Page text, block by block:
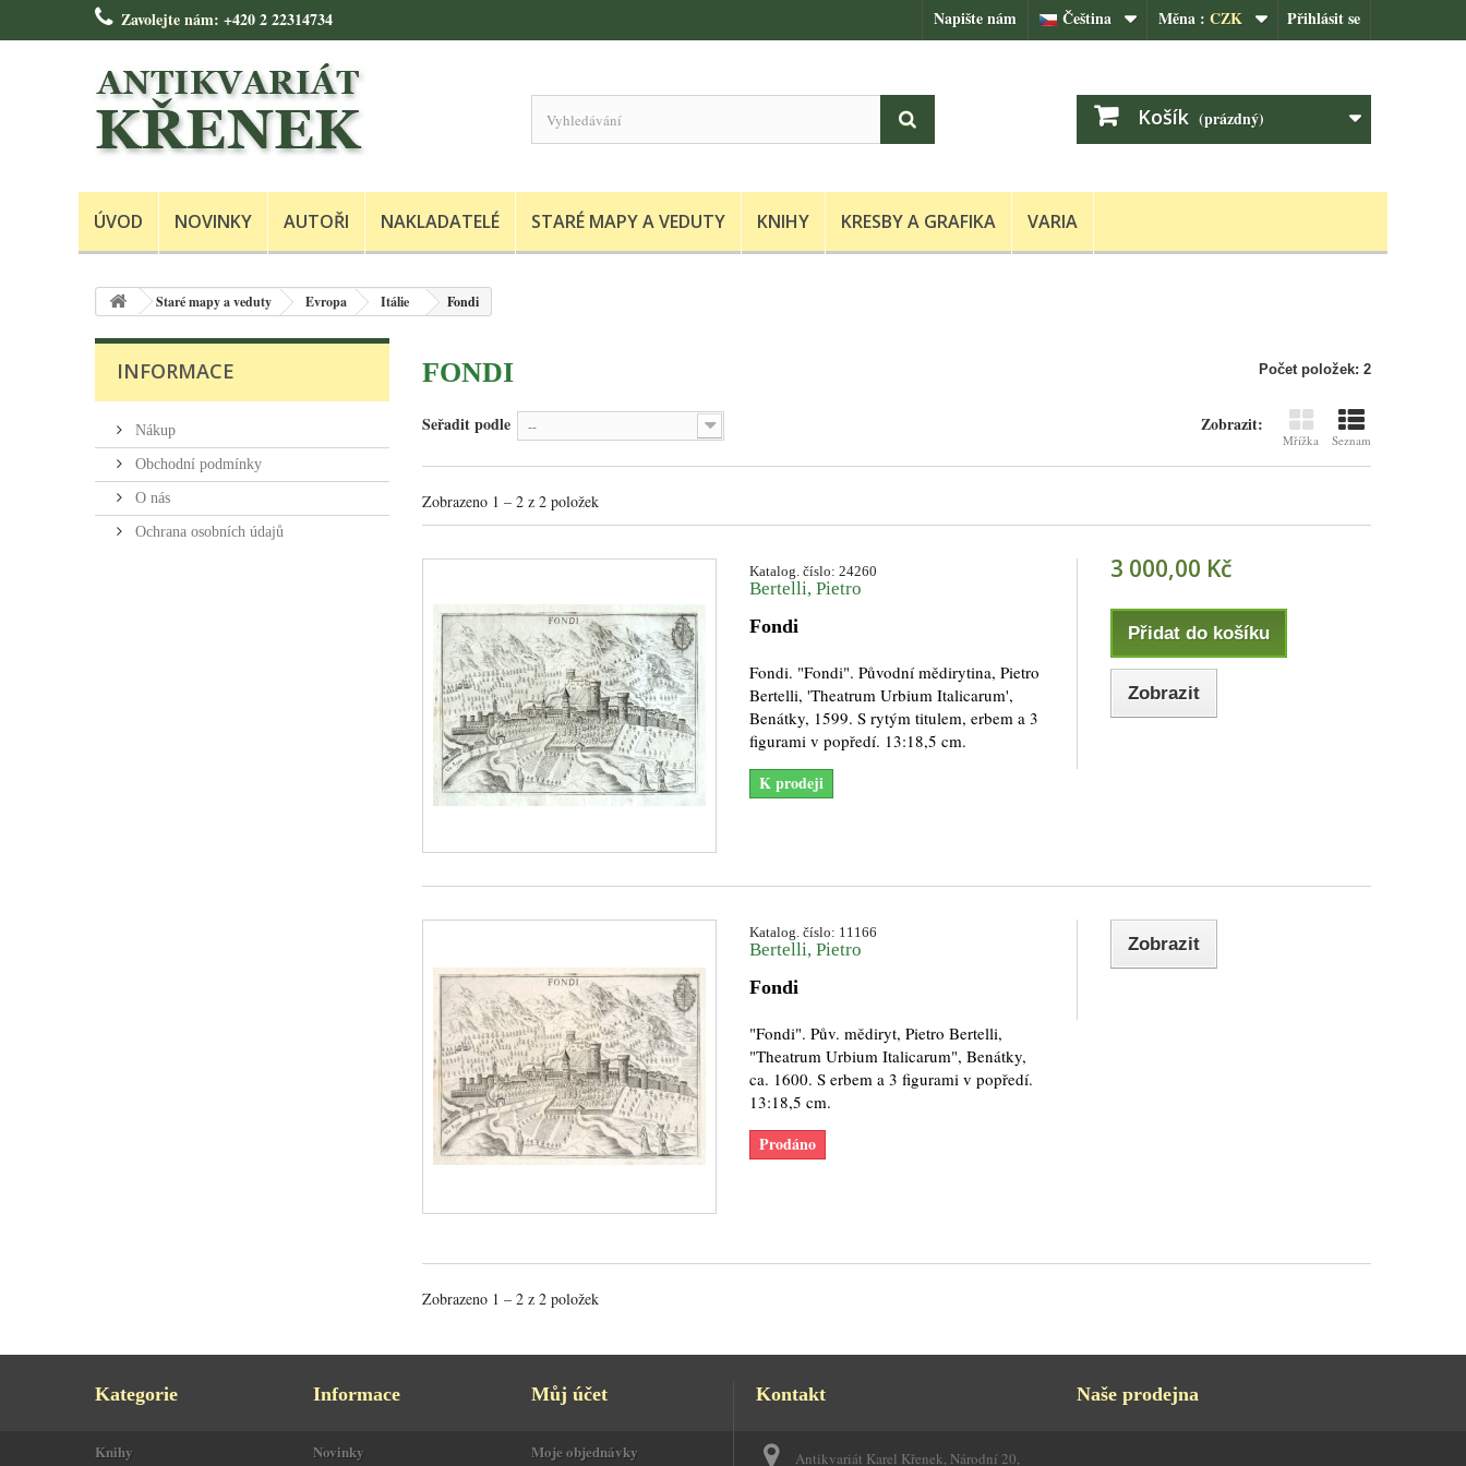
Přihlásit se
Měna : CZK
Čeština
Napište nám
Zavolejte nám: +420 2 22314734
Košík (prázdný)
ÚVOD NOVINKY AUTOŘI NAKLADATELÉ STARÉ MAPY A VEDUTY KNIHY KRESBY A GRAFIKA VARIA
Staré mapy a veduty Evropa Itálie Fondi
INFORMACE
Nákup
Obchodní podmínky
O nás
Ochrana osobních údajů
FONDI Počet položek: 2
Zobrazit:
Mřížka Seznam
Seřadit podle --
Zobrazeno 1 – 2 z 2 položek
Katalog. číslo: 24260
Bertelli, Pietro
Fondi
Fondi. "Fondi". Původní mědirytina, Pietro
Bertelli, 'Theatrum Urbium Italicarum',
Benátky, 1599. S rytým titulem, erbem a 3
figurami v popředí. 13:18,5 cm.
K prodeji
3 000,00 Kč
Přidat do košíku
Zobrazit
Katalog. číslo: 11166
Bertelli, Pietro
Fondi
"Fondi". Pův. mědiryt, Pietro Bertelli,
"Theatrum Urbium Italicarum", Benátky,
ca. 1600. S erbem a 3 figurami v popředí.
13:18,5 cm.
Prodáno
Zobrazit
Zobrazeno 1 – 2 z 2 položek
Kategorie
Knihy
Informace
Novinky
Můj účet
Moje objednávky
Kontakt
Antikvariát Karel Křenek, Národní 20,
Naše prodejna